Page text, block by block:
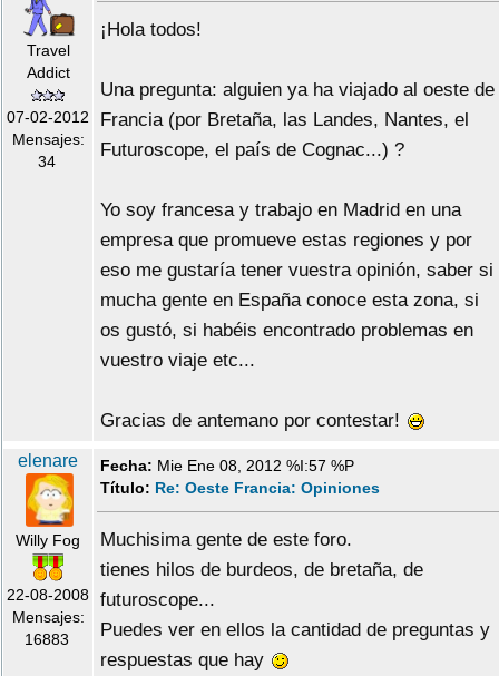
Travel
Addict
07-02-2012
Mensajes:
34
¡Hola todos!
Una pregunta: alguien ya ha viajado al oeste de
Francia (por Bretaña, las Landes, Nantes, el
Futuroscope, el país de Cognac...) ?
Yo soy francesa y trabajo en Madrid en una
empresa que promueve estas regiones y por
eso me gustaría tener vuestra opinión, saber si
mucha gente en España conoce esta zona, si
os gustó, si habéis encontrado problemas en
vuestro viaje etc...
Gracias de antemano por contestar!
elenare
Willy Fog
22-08-2008
Mensajes:
16883
Fecha: Mie Ene 08, 2012 %I:57 %P
Título: Re: Oeste Francia: Opiniones
Muchisima gente de este foro.
tienes hilos de burdeos, de bretaña, de
futuroscope...
Puedes ver en ellos la cantidad de preguntas y
respuestas que hay